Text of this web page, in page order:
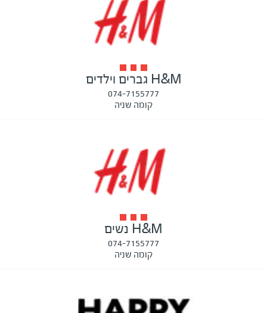
H&M גברים וילדים
074-7155777
קומה שניה
H&M נשים
074-7155777
קומה שניה